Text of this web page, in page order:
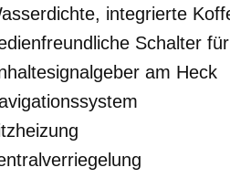
integrierte
Schalter
am Heck